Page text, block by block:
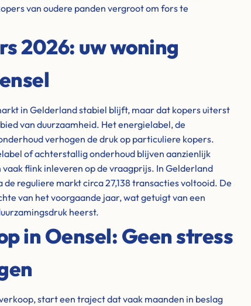
van oudere panden vergroot om fors te
2026: uw woning
in Gelderland stabiel blijft, maar dat kopers uiterst
van duurzaamheid. Het energielabel, de
verhogen de druk op particuliere kopers.
of achterstallig onderhoud blijven aanzienlijk
flink inleveren op de vraagprijs. In Gelderland
reguliere markt circa 27,138 transacties voltooid. De
van het voorgaande jaar, wat getuigt van een
heerst.
in Oensel: Geen stress
start een traject dat vaak maanden in beslag